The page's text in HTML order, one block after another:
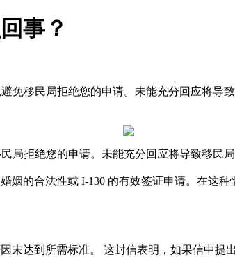
事？
免移民局拒绝您的申请。未能充分回应将
局拒绝您的申请。未能充分回应将导致移民局
姻的合法性或 I-130 的有效签证申请。在这
未达到所需标准。 这封信表明，如果信中